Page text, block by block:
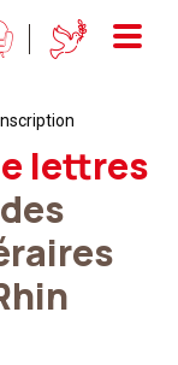
Menu
lettres